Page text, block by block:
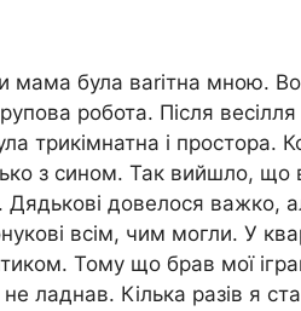
мама була ваrітна мною.
робота. Після
трикімнатна і простора.
з сином. Так вийшло, що
довелося важко,
всім, чим могли. У
Тому що брав мої
ладнав. Кілька разів я